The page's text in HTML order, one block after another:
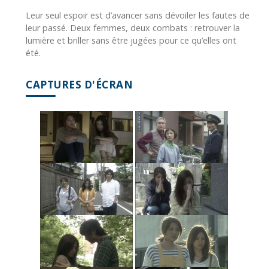
Leur seul espoir est d’avancer sans dévoiler les fautes de
leur passé. Deux femmes, deux combats : retrouver la
lumière et briller sans être jugées pour ce qu’elles ont
été.
CAPTURES D'ÉCRAN